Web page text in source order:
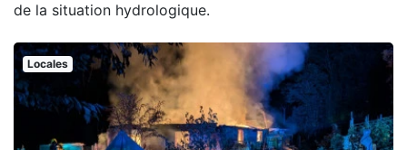
de la situation hydrologique.
Locales